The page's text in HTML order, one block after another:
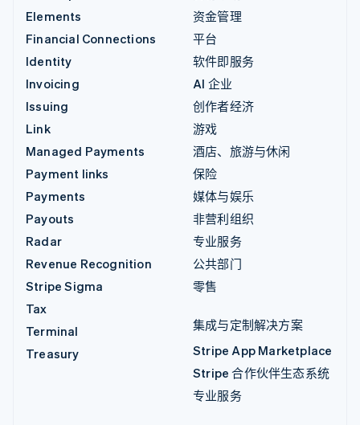
Elements
Financial Connections
Identity
Invoicing
Issuing
Link
Managed Payments
Payment links
Payments
Payouts
Radar
Revenue Recognition
Stripe Sigma
Tax
Terminal
Treasury
资金管理
平台
软件即服务
AI 企业
创作者经济
游戏
酒店、旅游与休闲
保险
媒体与娱乐
非营利组织
专业服务
公共部门
零售
集成与定制解决方案
Stripe App Marketplace
Stripe 合作伙伴生态系统
专业服务